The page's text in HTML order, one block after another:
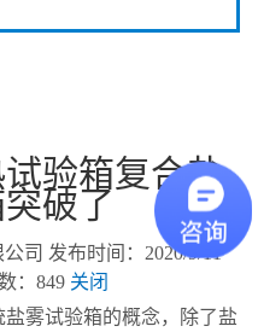
验箱复合盐
破了
司 发布时间：2020/9/11
：849 关闭
雾试验箱的概念，除了盐